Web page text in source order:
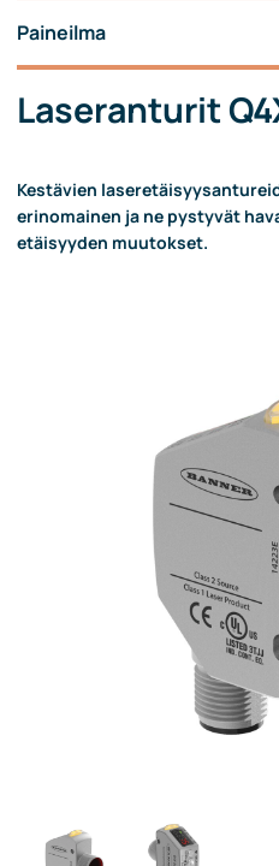
Paineilma
Laseranturit
Kestävien
erinomainen ja ne pystyvät
etäisyyden muutokset.